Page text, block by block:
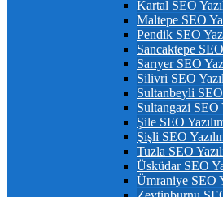
Kartal SEO
Maltepe SEO
Pendik SEO
Sancaktepe SEO
Sarıyer SEO
Silivri SEO
Sultanbeyli SEO
Sultangazi SEO
Şile SEO
Şişli SEO
Tuzla SEO
Üsküdar SEO
Ümraniye SEO